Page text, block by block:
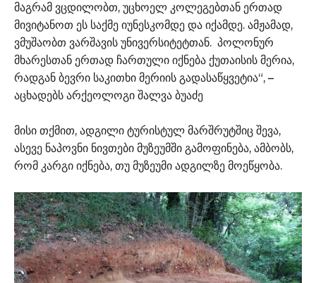
მაგრამ ვცდილობთ, უცხოელ კოლეგებთან ერთად
მივიტანოთ ეს საქმე იუნესკომდე და იქამდე. ამჟამად,
ვმუშაობთ ვარშავის უნივერსიტეტთან. პოლონურ
მხარესთან ერთად ჩართული იქნება ქუთაისის მერია,
რადგან ბევრი საკითხი მერიის გადასაწყვეტია“, –
აცხადებს არქეოლოგი შალვა ბუაძე
მისი თქმით, ადგილი ტურისტულ მარშრუტშიც შევა,
ასევე ნაპოვნი ნივთები მუზეუმში გამოფინება, ამბობს,
რომ კარგი იქნება, თუ მუზეუმი ადგილზე მოეწყობა.